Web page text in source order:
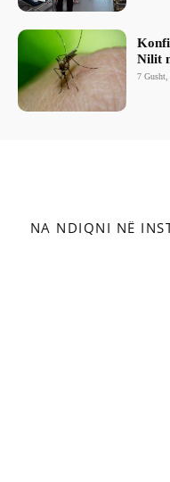
Nilit
7
NA NDIQNI NË